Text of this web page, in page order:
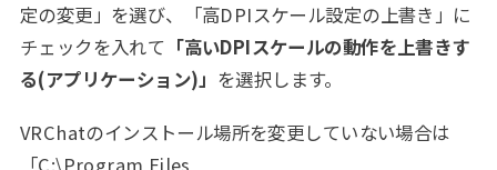
定の変更」を選び、「高DPIスケール設定の上書き」に
チェックを入れて 「高いDPIスケールの動作を上書きす
る(アプリケーション)」 を選択します。
VRChatのインストール場所を変更していない場合は